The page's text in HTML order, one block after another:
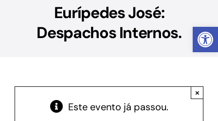
Abrir
Linhas de Crédito
Eurípedes José:
Despachos Internos.
Este evento já passou.
×